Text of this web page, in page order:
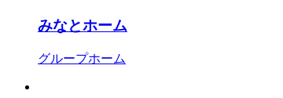
みなとホーム
グループホーム